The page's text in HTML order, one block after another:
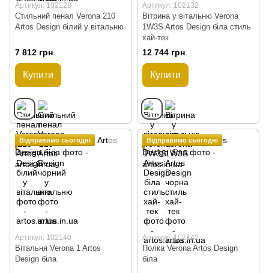
Артикул: 102128
Стильний пенал Verona 210
Artos Design білий у вітальню
7 812 грн
Купити
Артикул: 102132
Вітрина у вітальню Verona
1W3S Artos Design біла стиль
хай-тек
12 744 грн
Купити
Відправимо сьогодні
Артикул: 102140
Вітальня Verona 1 Artos
Design біла
Відправимо сьогодні
Артикул: 102142
Полка Verona Artos Design
біла